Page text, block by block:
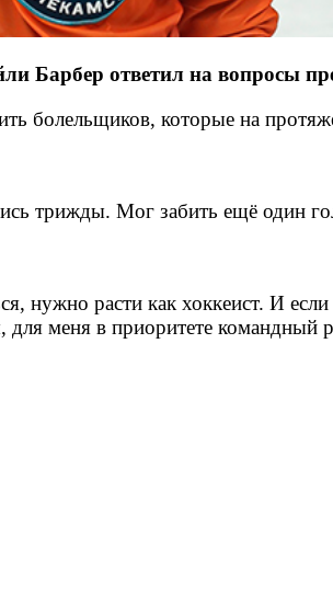
Барбер ответил на вопросы
болельщиков, которые на
трижды. Мог забить ещё один
нужно расти как хоккеист. И
меня в приоритете командный